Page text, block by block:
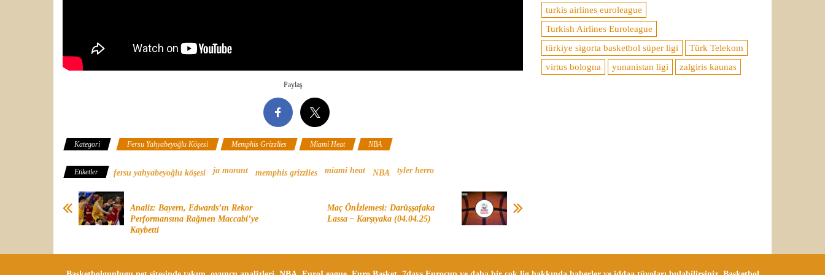
Paylaş
Kategori Fersu Yahyabeyoğlu Köşesi Memphis Grizzlies Miami Heat NBA
Etiketler fersu yahyabeyoğlu köşesi ja morant memphis grizzlies miami heat NBA tyler herro
Analiz: Bayern, Edwards’ın Rekor
Performansına Rağmen Maccabi’ye
Kaybetti
Maç Önİzlemesi: Darüşşafaka
Lassa – Karşıyaka (04.04.25)
turkis airlines euroleague
Turkish Airlines Euroleague
türkiye sigorta basketbol süper ligi
Türk Telekom
virtus bologna
yunanistan ligi zalgiris kaunas